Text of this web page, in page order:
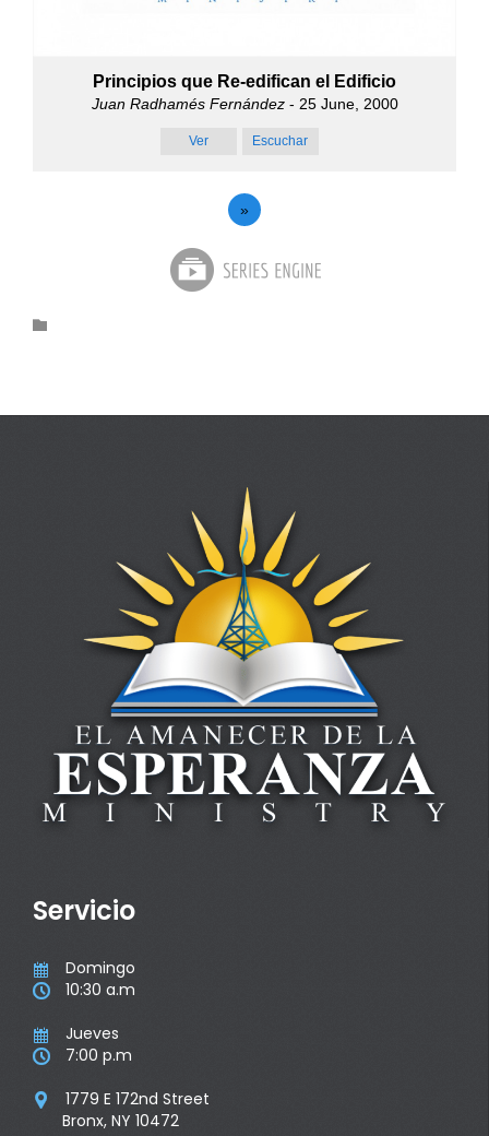
Principios que Re-edifican el Edificio
Juan Radhamés Fernández- 25 June, 2000
Ver Escuchar
»

Servicio
 Domingo
 10:30 a.m
 Jueves
 7:00 p.m

1779 E 172nd Street
Bronx, NY 10472